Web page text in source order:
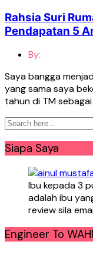
Rahsia Suri
Pendapatan 5
By:
Saya bangga
yang sama saya
tahun di TM
Siapa Saya
Ibu kepada 3
adalah ibu
review sila
Engineer To